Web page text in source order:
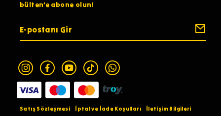
bülten’e abone olun!
Satış Sözleşmesi İptal ve İade Koşulları İletişim Bilgileri